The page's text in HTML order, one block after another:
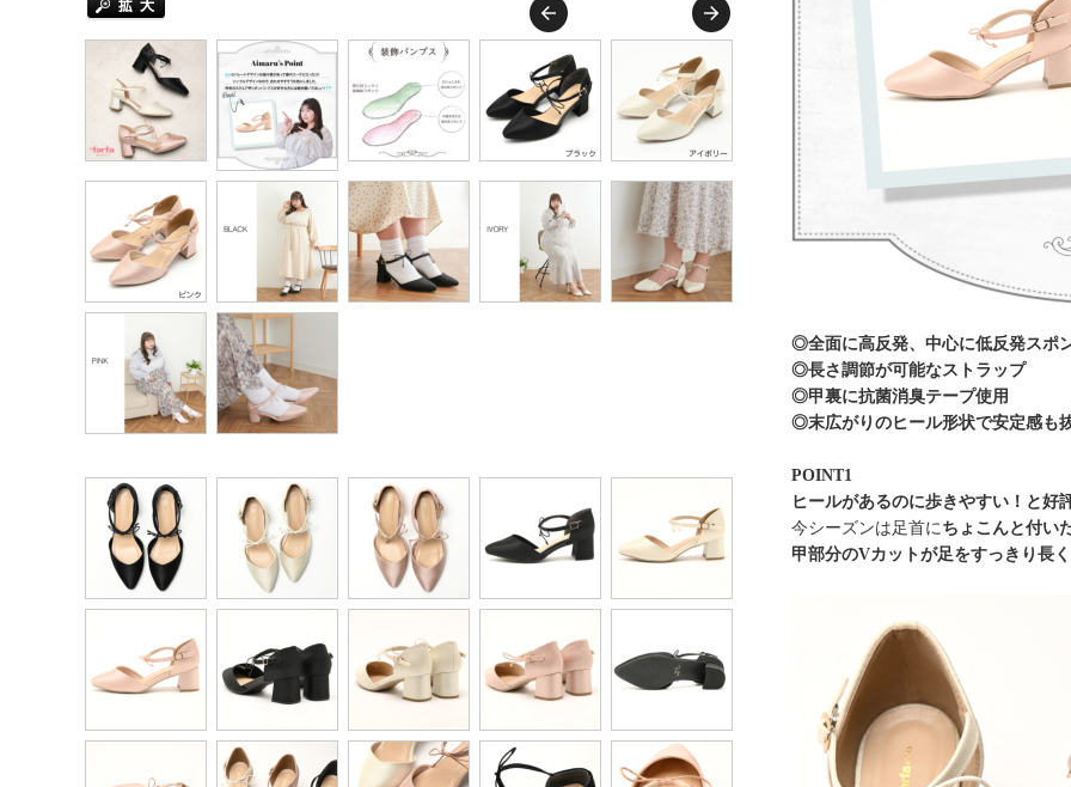
◎全面に高反発、中心に低反発スポ
◎長さ調節が可能なストラップ
◎甲裏に抗菌消臭テープ使用
◎末広がりのヒール形状で安定感も
POINT1
ヒールがあるのに歩きやすい！と好
今シーズンは足首にちょこんと付い
甲部分のVカットが足をすっきり長